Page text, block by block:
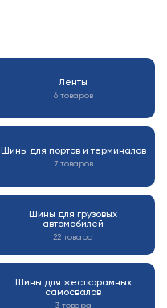
Ленты
6 товаров
Шины для портов и терминалов
7 товаров
Шины для грузовых
автомобилей
22 товара
Шины для жесткорамных
самосвалов
3 товара